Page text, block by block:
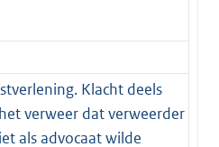
Klacht deels
verweer dat verweerder
als advocaat wilde